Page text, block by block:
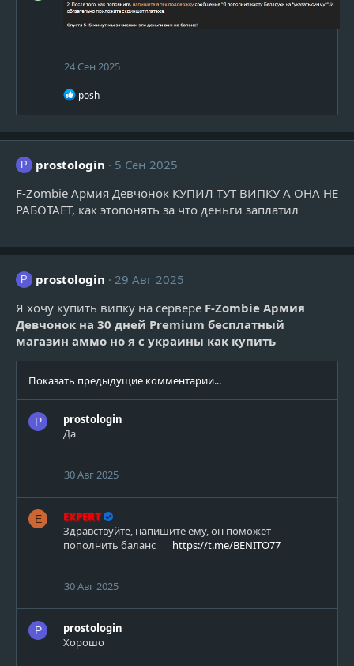
24 Сен 2025
Р
а
ц
и
posh
P prostologin
5 Сен 2025
F-Zombie Армия Девчонок КУПИЛ ТУТ ВИПКУ А ОНА НЕ
РАБОТАЕТ, как этопонять за что деньги заплатил
P prostologin
29 Авг 2025
Я хочу купить випку на сервере F-Zombie Армия
Девчонок на 30 дней Premium бесплатный
магазин аммо но я с украины как купить
Показать предыдущие комментарии...
P
prostologin
Да
30 Авг 2025
E
EXPERT
Здравствуйте, напишите ему, он поможет
пополнить баланс
https://t.me/BENITO77
30 Авг 2025
P
prostologin
Хорошо